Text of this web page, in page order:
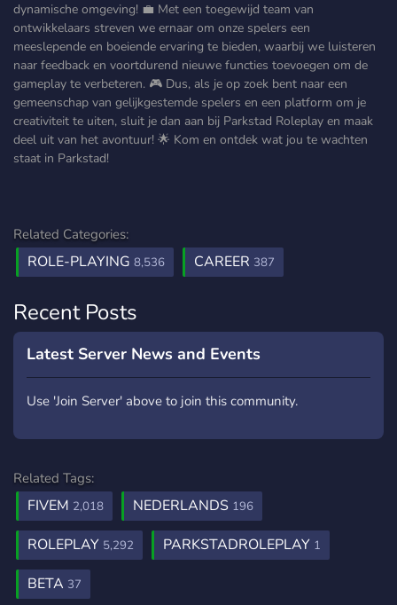
dynamische omgeving! 💼 Met een toegewijd team van
ontwikkelaars streven we ernaar om onze spelers een
meeslepende en boeiende ervaring te bieden, waarbij we luisteren
naar feedback en voortdurend nieuwe functies toevoegen om de
gameplay te verbeteren. 🎮 Dus, als je op zoek bent naar een
gemeenschap van gelijkgestemde spelers en een platform om je
creativiteit te uiten, sluit je dan aan bij Parkstad Roleplay en maak
deel uit van het avontuur! 🌟 Kom en ontdek wat jou te wachten
staat in Parkstad!
Related Categories:
ROLE-PLAYING 8,536 CAREER 387
Recent Posts
Latest Server News and Events
Use 'Join Server' above to join this community.
Related Tags:
FIVEM 2,018 NEDERLANDS 196
ROLEPLAY 5,292 PARKSTADROLEPLAY 1
BETA 37